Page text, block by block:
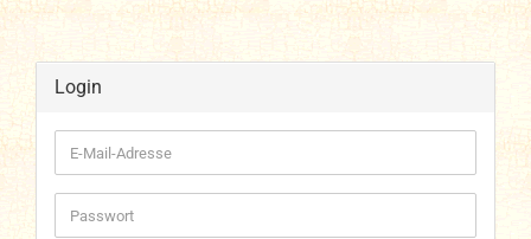
Login
E-
Mail-
Adresse
Passwort